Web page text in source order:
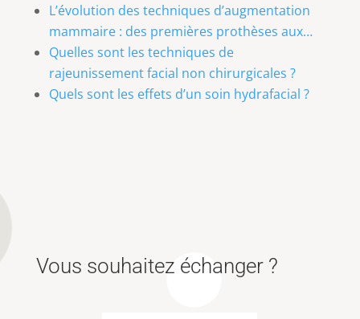
L’évolution des techniques d’augmentation
mammaire : des premières prothèses aux…
Quelles sont les techniques de
rajeunissement facial non chirurgicales ?
Quels sont les effets d’un soin hydrafacial ?
Vous souhaitez échanger ?